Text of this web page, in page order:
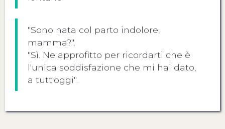
"Sono nata col parto indolore,
mamma?".
"Sì. Ne approfitto per ricordarti che è
l'unica soddisfazione che mi hai dato,
a tutt'oggi".